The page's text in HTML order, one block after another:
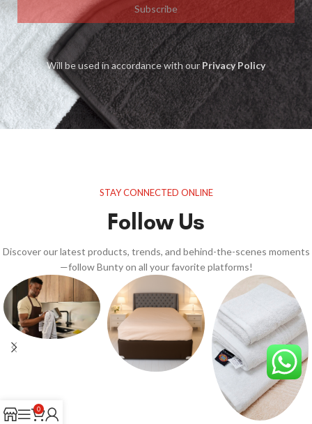
Subscribe
Will be used in accordance with ourPrivacy Policy
STAY CONNECTED ONLINE
Follow Us
Discover our latest products, trends, and behind-the-scenes moments
—follow Bunty on all your favorite platforms!
0